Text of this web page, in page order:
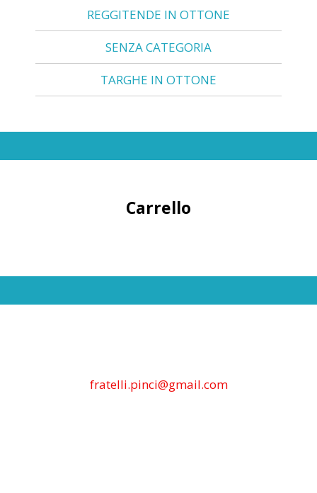
REGGITENDE IN OTTONE
SENZA CATEGORIA
TARGHE IN OTTONE
Carrello
fratelli.pinci@gmail.com